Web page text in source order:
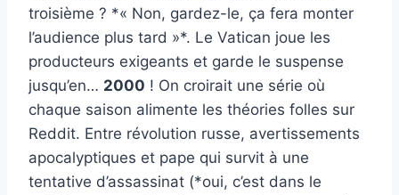
troisième ? *« Non, gardez-le, ça fera monter
l’audience plus tard »*. Le Vatican joue les
producteurs exigeants et garde le suspense
jusqu’en… 2000 ! On croirait une série où
chaque saison alimente les théories folles sur
Reddit. Entre révolution russe, avertissements
apocalyptiques et pape qui survit à une
tentative d’assassinat (*oui, c’est dans le